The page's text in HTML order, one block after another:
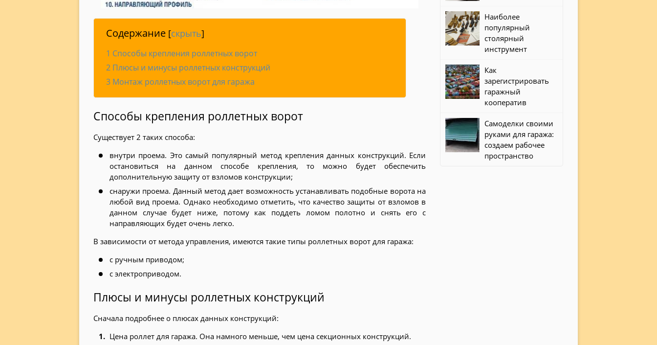
Содержание [скрыть]
1 Способы крепления роллетных ворот
2 Плюсы и минусы роллетных конструкций
3 Монтаж роллетных ворот для гаража
Способы крепления роллетных ворот
Существует 2 таких способа:
внутри проема. Это самый популярный метод крепления данных конструкций. Если
остановиться на данном способе крепления, то можно будет обеспечить
дополнительную защиту от взломов конструкции;
снаружи проема. Данный метод дает возможность устанавливать подобные ворота на
любой вид проема. Однако необходимо отметить, что качество защиты от взломов в
данном случае будет ниже, потому как поддеть ломом полотно и снять его с
направляющих будет очень легко.
В зависимости от метода управления, имеются такие типы роллетных ворот для гаража:
с ручным приводом;
с электроприводом.
Плюсы и минусы роллетных конструкций
Сначала подробнее о плюсах данных конструкций:
Цена роллет для гаража. Она намного меньше, чем цена секционных конструкций.
Наиболее
популярный
столярный
инструмент
Как
зарегистрировать
гаражный
кооператив
Самоделки своими
руками для гаража:
создаем рабочее
пространство